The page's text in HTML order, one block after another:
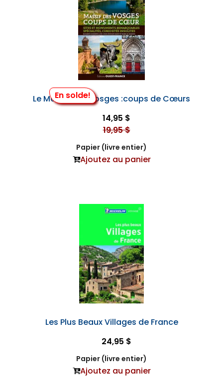
En solde!
Le Massif des Vosges :coups de Cœurs
14,95 $
19,95 $
Papier (livre entier)
Ajoutez au panier
Les Plus Beaux Villages de France
24,95 $
Papier (livre entier)
Ajoutez au panier